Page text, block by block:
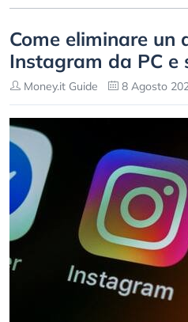
Come eliminare un
Instagram da PC e
Money.it Guide 8 Agosto